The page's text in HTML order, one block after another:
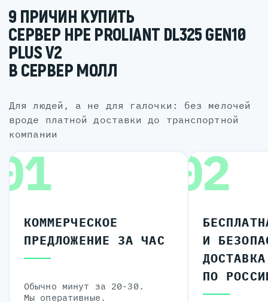
9 ПРИЧИН КУПИТЬ
СЕРВЕР HPE PROLIANT DL325 GEN10
PLUS V2
В СЕРВЕР МОЛЛ
для людей, а не для галочки: без мелочей
вроде платной доставки до транспортной
компании
КОММЕРЧЕСКОЕ
ПРЕДЛОЖЕНИЕ ЗА ЧАС
Обычно минут за 20-30.
Мы оперативные.
02
И
ДОСТАВКА
ПО